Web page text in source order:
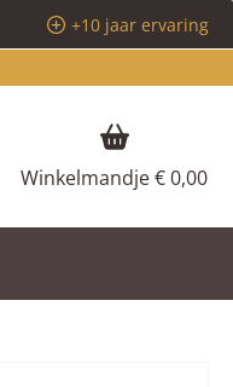
+10 jaar ervaring
verlanglijstje
Winkelmandje€ 0,00